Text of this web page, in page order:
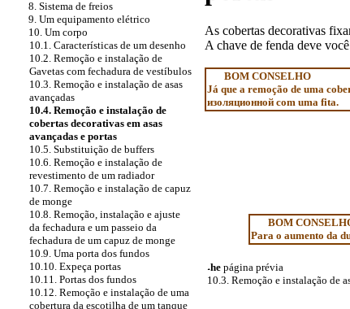
8. Sistema de freios
9. Um equipamento elétrico
10. Um corpo
10.1. Características de um desenho
10.2. Remoção e instalação de
Gavetas com fechadura de vestíbulos
10.3. Remoção e instalação de asas
avançadas
10.4. Remoção e instalação de
cobertas decorativas em asas
avançadas e portas
10.5. Substituição de buffers
10.6. Remoção e instalação de
revestimento de um radiador
10.7. Remoção e instalação de capuz
de monge
10.8. Remoção, instalação e ajuste
da fechadura e um passeio da
fechadura de um capuz de monge
10.9. Uma porta dos fundos
10.10. Expeça portas
10.11. Portas dos fundos
10.12. Remoção e instalação de uma
cobertura da escotilha de um tanque
As cobertas decorativas
A chave de fenda deve
BOM CONSELHO
Já que a remoção de uma
изоляционной com uma fita.
BOM
Para o aumento da
˔he página prévia
10.3. Remoção e instalação de